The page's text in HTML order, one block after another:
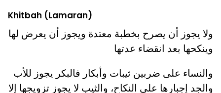
Khitbah (Lamaran)
ولا يجوز أن يصرح بخطبة معتدة ويجوز أن يعرض لها
وينكحها بعد انقضاء عدتها
والنساء على ضربين ثيبات وأبكار فالبكر يجوز للأب
والجد إجبارها على النكاح، والثيب لا يجوز تزويجها إلا